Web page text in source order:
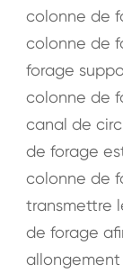
colonne de
colonne de
forage
colonne de
canal de
de forage
colonne de
transmettre
de forage
allongement